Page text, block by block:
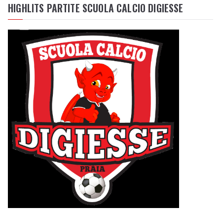
HIGHLITS PARTITE SCUOLA CALCIO DIGIESSE